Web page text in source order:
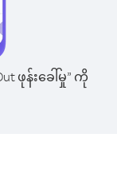
ဖုန်းခေါ်မှု” ကို